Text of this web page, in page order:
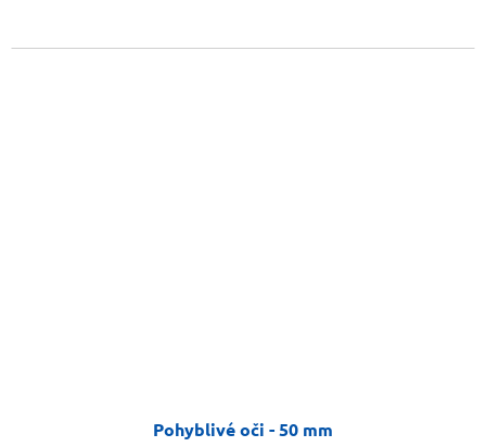
Pohyblivé oči - 50 mm